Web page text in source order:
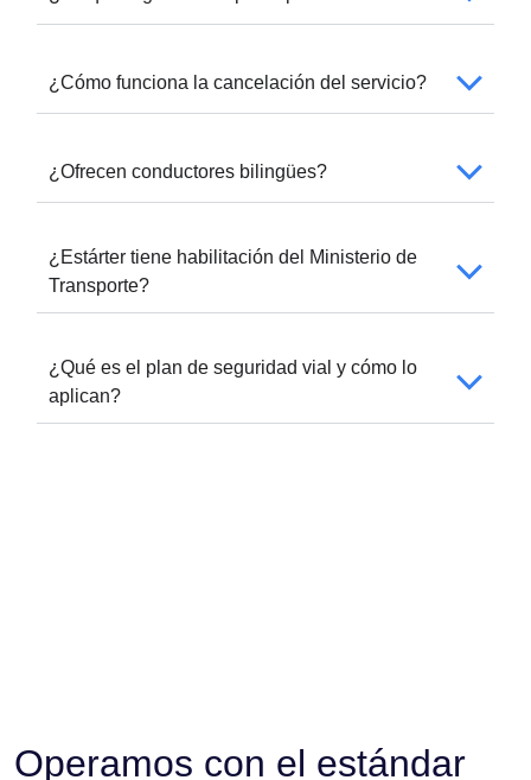
¿Cómo funciona la cancelación del servicio?
¿Ofrecen conductores bilingües?
¿Estárter tiene habilitación del Ministerio de
Transporte?
¿Qué es el plan de seguridad vial y cómo lo
aplican?
Operamos con el estándar